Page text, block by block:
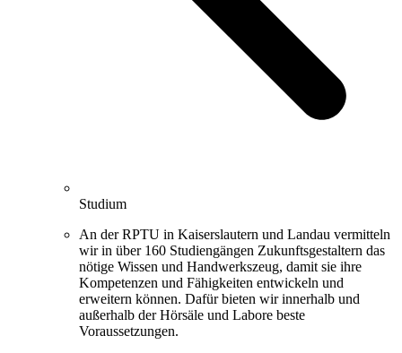
Studium
An der RPTU in Kaiserslautern und Landau vermitteln
wir in über 160 Studiengängen Zukunftsgestaltern das
nötige Wissen und Handwerkszeug, damit sie ihre
Kompetenzen und Fähigkeiten entwickeln und
erweitern können. Dafür bieten wir innerhalb und
außerhalb der Hörsäle und Labore beste
Voraussetzungen.